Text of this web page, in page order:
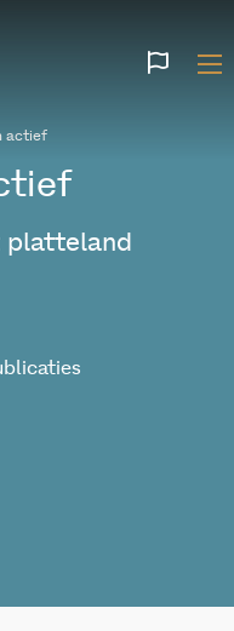
actief
platteland